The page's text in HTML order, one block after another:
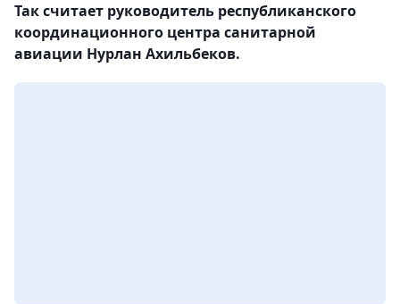
Так считает руководитель республиканского
координационного центра санитарной
авиации Нурлан Ахильбеков.